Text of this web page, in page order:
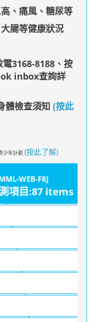
、痛風、糖尿等
腸等健康狀況
電3168-8188、 按
inbox查詢詳
體檢查須知 (按此
少年計劃 (按此了解)
WEB-F8J
項目:87 items